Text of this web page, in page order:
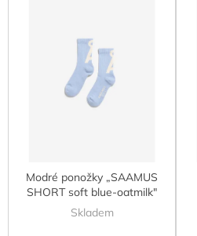
Modré ponožky „SAAMUS
SHORT soft blue-oatmilk"
Skladem